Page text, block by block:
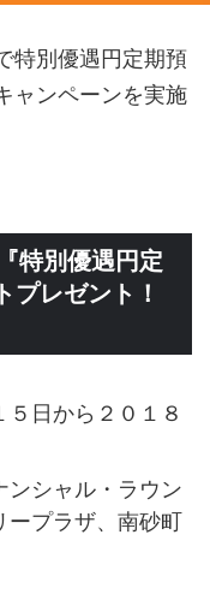
特別優遇円定期預
ャンペーンを実施
特別優遇円定
プレゼント！
日から２０１８
ンシャル・ラウン
ープラザ、南砂町